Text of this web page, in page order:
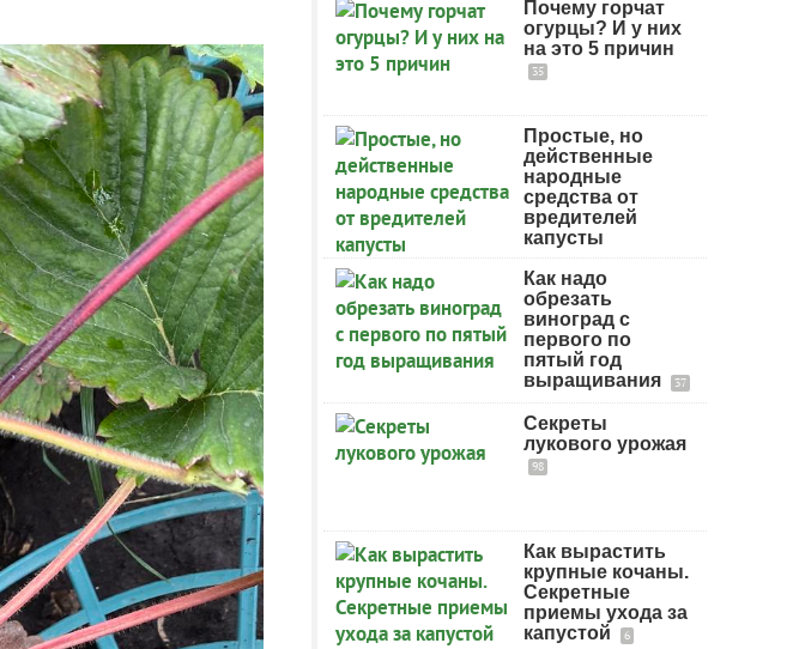
Почему горчат
огурцы? И у них
на это 5 причин
35
Простые, но
действенные
народные
средства от
вредителей
капусты
Как надо
обрезать
виноград с
первого по
пятый год
выращивания
37
Секреты
лукового урожая
98
Как вырастить
крупные кочаны.
Секретные
приемы ухода за
капустой
6